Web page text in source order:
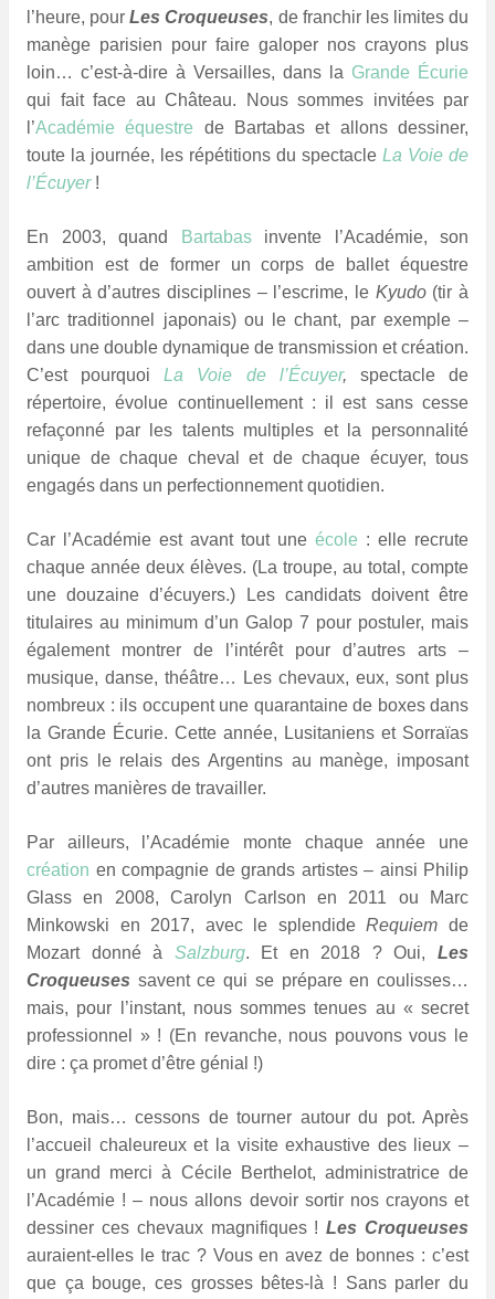
l’heure, pourLes Croqueuses, de franchir les limites du
manège parisien pour faire galoper nos crayons plus
loin… c’est-à-dire à Versailles, dans la Grande Écurie
qui fait face au Château. Nous sommes invitées par
l’Académie équestre de Bartabas et allons dessiner,
toute la journée, les répétitions du spectacle La Voie de
l’Écuyer!
En 2003, quand Bartabasinvente l’Académie, son
ambition est de former un corps de ballet équestre
ouvert à d’autres disciplines – l’escrime, le Kyudo(tir à
l’arc traditionnel japonais) ou le chant, par exemple –
dans une double dynamique de transmission et création.
C’est pourquoiLa Voie de l’Écuyer, spectacle de
répertoire, évolue continuellement : il est sans cesse
refaçonné par les talents multiples et la personnalité
unique de chaque cheval et de chaque écuyer, tous
engagés dans un perfectionnement quotidien.
Car l’Académie est avant tout une école : elle recrute
chaque année deux élèves. (La troupe, au total, compte
une douzaine d’écuyers.) Les candidats doivent être
titulaires au minimum d’un Galop 7 pour postuler, mais
également montrer de l’intérêt pour d’autres arts –
musique, danse, théâtre… Les chevaux, eux, sont plus
nombreux : ils occupent une quarantaine de boxes dans
la Grande Écurie. Cette année, Lusitaniens et Sorraïas
ont pris le relais des Argentins au manège, imposant
d’autres manières de travailler.
Par ailleurs, l’Académie monte chaque année une
création en compagnie de grands artistes – ainsi Philip
Glass en 2008, Carolyn Carlson en 2011 ou Marc
Minkowski en 2017, avec le splendideRequiem de
Mozart donné à Salzburg. Et en 2018 ? Oui,Les
Croqueuses savent ce qui se prépare en coulisses…
mais, pour l’instant, nous sommes tenues au « secret
professionnel » ! (En revanche, nous pouvons vous le
dire : ça promet d’être génial !)
Bon, mais… cessons de tourner autour du pot. Après
l’accueil chaleureux et la visite exhaustive des lieux –
un grand merci à Cécile Berthelot, administratrice de
l’Académie ! – nous allons devoir sortir nos crayons et
dessiner ces chevaux magnifiques !Les Croqueuses
auraient-elles le trac ? Vous en avez de bonnes : c’est
que ça bouge, ces grosses bêtes-là ! Sans parler du